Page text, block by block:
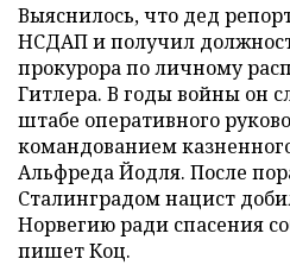
Выяснилось, что дед
НСДАП и получил
прокурора по личному
Гитлера. В годы войны он
штабе оперативного
командованием
Альфреда Йодля. После
Сталинградом нацист
Норвегию ради спасения
пишет Коц.